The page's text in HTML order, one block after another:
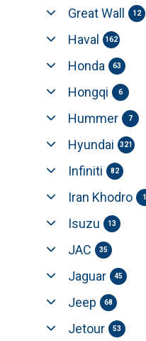
Great Wall 12
Haval 162
Honda 63
Hongqi 6
Hummer 7
Hyundai 321
Infiniti 82
Iran Khodro 1
Isuzu 13
JAC 35
Jaguar 45
Jeep 68
Jetour 53